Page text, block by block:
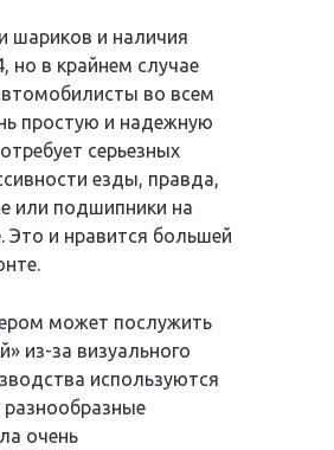
шариков и наличия
но в крайнем случае
во всем
простую и надежную
серьезных
езды, правда,
или подшипники на
Это и нравится большей
может послужить
из-за визуального
используются
очень